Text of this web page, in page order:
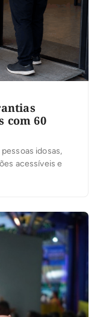
com 60
idosas,
acessí­veis e